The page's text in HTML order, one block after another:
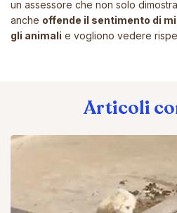
un assessore che non solo
anche offende il sentimento di
gli animali e vogliono vedere
Articoli